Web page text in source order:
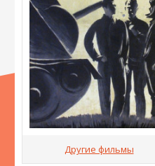
Другие фильмы